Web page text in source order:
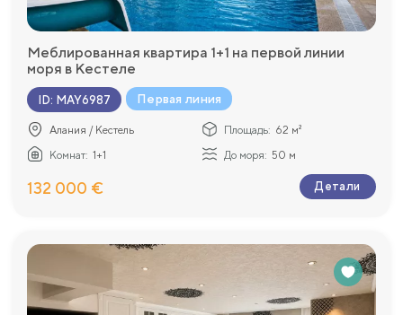
Меблированная квартира 1+1 на первой линии
моря в Кестеле
ID: MAY6987 Первая линия
Алания / Кестель Площадь: 62 м²
Комнат: 1+1 До моря: 50 м
132 000 € Детали